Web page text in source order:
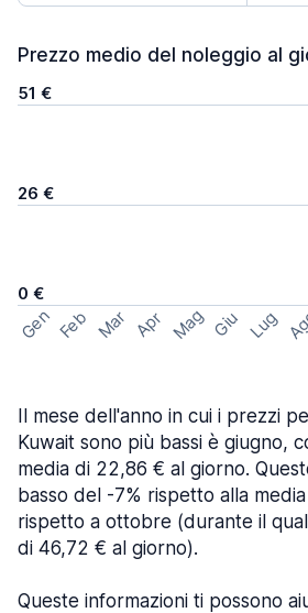
Prezzo medio del noleggio al
51 €
26 €
0 €
Gen Feb Mar Apr Mag Giu Lug
Il mese dell'anno in cui i prezzi
Kuwait sono più bassi è giugno,
media di 22,86 € al giorno.
basso del -7% rispetto alla
rispetto a ottobre (durante il
di 46,72 € al giorno).
Queste informazioni ti possono